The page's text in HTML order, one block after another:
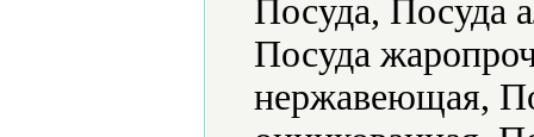
Посуда, Посуда
Посуда
нержавеющая,